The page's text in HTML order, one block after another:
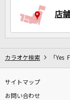
店
カラオケ検索 「Yes
サイトマップ
お問い合わせ